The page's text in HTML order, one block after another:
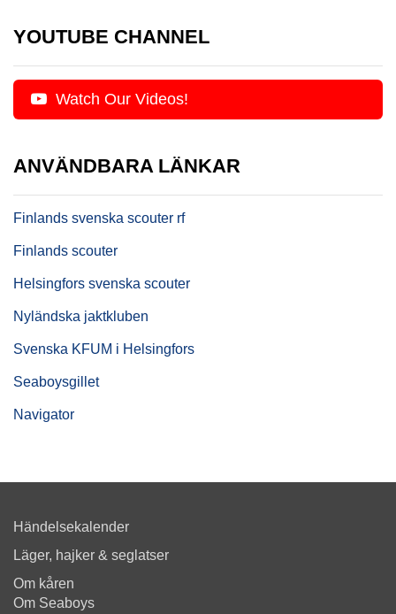
YOUTUBE CHANNEL
Watch Our Videos!
ANVÄNDBARA LÄNKAR
Finlands svenska scouter rf
Finlands scouter
Helsingfors svenska scouter
Nyländska jaktkluben
Svenska KFUM i Helsingfors
Seaboysgillet
Navigator
Händelsekalender
Läger, hajker & seglatser
Om kåren
Om Seaboys